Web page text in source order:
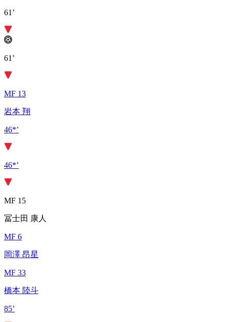
61’
61’
MF 13
岩本 翔
46*’
46*’
MF 15
冨士田 康人
MF 6
岡澤 昂星
MF 33
橋本 陸斗
85’